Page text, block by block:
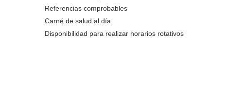
Referencias comprobables
Carné de salud al día
Disponibilidad para realizar horarios rotativos